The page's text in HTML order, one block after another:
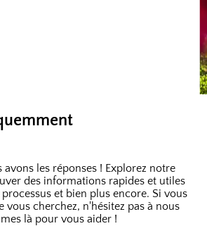
avons les réponses ! Explorez notre
des informations rapides et utiles
et bien plus encore. Si vous
vous cherchez, n'hésitez pas à nous
là pour vous aider !